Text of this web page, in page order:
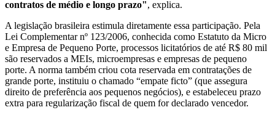
contratos de médio e longo prazo", explica.
A legislação brasileira estimula diretamente essa participação. Pela
Lei Complementar nº 123/2006, conhecida como Estatuto da Micro
e Empresa de Pequeno Porte, processos licitatórios de até R$ 80 mil
são reservados a MEIs, microempresas e empresas de pequeno
porte. A norma também criou cota reservada em contratações de
grande porte, instituiu o chamado “empate ficto” (que assegura
direito de preferência aos pequenos negócios), e estabeleceu prazo
extra para regularização fiscal de quem for declarado vencedor.